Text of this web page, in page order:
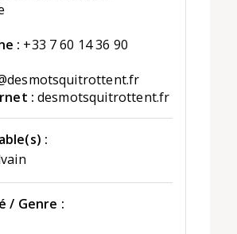
: +33 7 60 14 36 90
: desmotsquitrottent.fr
:
/ Genre :